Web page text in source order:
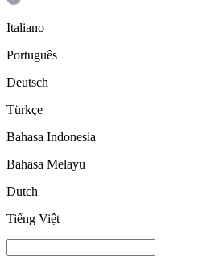
Italiano
Português
Deutsch
Türkçe
Bahasa Indonesia
Bahasa Melayu
Dutch
Tiếng Việt